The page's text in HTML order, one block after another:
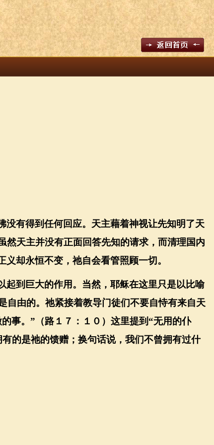
有得到任何回应。天主藉着神视让先知明了天
然天主并没有正面回答先知的请求，而清理国内
却永恒不变，祂自会看管照顾一切。
到巨大的作用。当然，耶稣在这里只是以比喻
自由的。祂紧接着教导门徒们不要自恃有来自天
事。”（路１７：１０）这里提到“无用的仆
的是祂的馈赠；换句话说，我们不曾拥有过什